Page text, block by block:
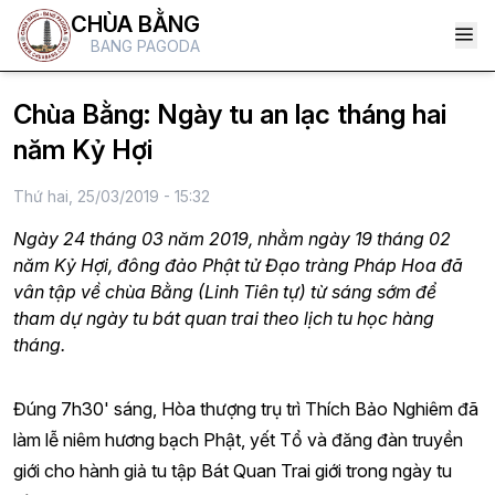
CHÙA BẰNG
BANG PAGODA
Chùa Bằng: Ngày tu an lạc tháng hai
năm Kỷ Hợi
Thứ hai, 25/03/2019 - 15:32
Ngày 24 tháng 03 năm 2019, nhằm ngày 19 tháng 02
năm Kỷ Hợi, đông đảo Phật tử Đạo tràng Pháp Hoa đã
vân tập về chùa Bằng (Linh Tiên tự) từ sáng sớm để
tham dự ngày tu bát quan trai theo lịch tu học hàng
tháng.
Đúng 7h30' sáng, Hòa thượng trụ trì Thích Bảo Nghiêm đã
làm lễ niêm hương bạch Phật, yết Tổ và đăng đàn truyền
giới cho hành giả tu tập Bát Quan Trai giới trong ngày tu